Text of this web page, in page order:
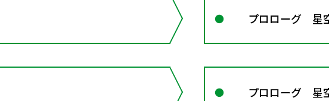
プロローグ 星
プロローグ 星